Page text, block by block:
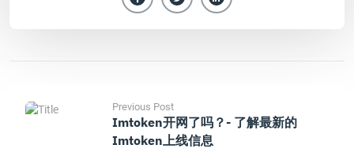
Previous Post
Imtoken开网了吗？- 了解最新的
Imtoken上线信息